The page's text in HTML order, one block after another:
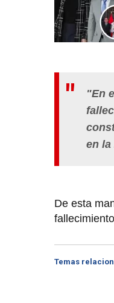
"En
en la
De esta
Temas